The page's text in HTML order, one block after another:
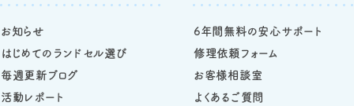
お知らせ
はじめてのランドセル選び
毎週更新ブログ
活動レポート
6年間無料の安心サポート
修理依頼フォーム
お客様相談室
よくあるご質問